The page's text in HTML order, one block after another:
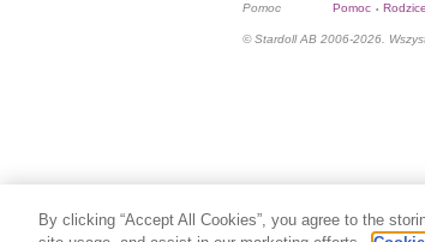
Pomoc Pomoc •
© Stardoll AB 2006-2026.
By clicking “Accept All Cookies”, you agree to the